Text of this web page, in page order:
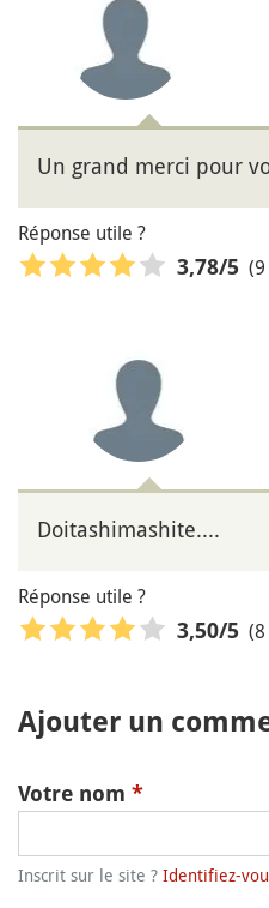
Un grand merci pour
Réponse utile ?
3,78/5
Doitashimashite....
Réponse utile ?
3,50/5
Ajouter un
Votre nom *
Inscrit sur le site ? Identifiez-